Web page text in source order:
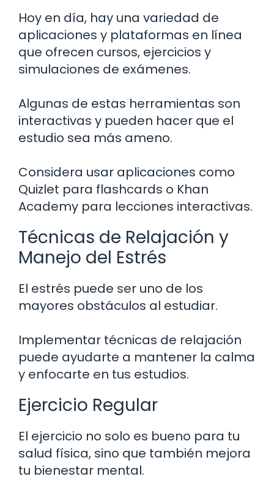
Hoy en día, hay una variedad de
aplicaciones y plataformas en línea
que ofrecen cursos, ejercicios y
simulaciones de exámenes.
Algunas de estas herramientas son
interactivas y pueden hacer que el
estudio sea más ameno.
Considera usar aplicaciones como
Quizlet para flashcards o Khan
Academy para lecciones interactivas.
Técnicas de Relajación y
Manejo del Estrés
El estrés puede ser uno de los
mayores obstáculos al estudiar.
Implementar técnicas de relajación
puede ayudarte a mantener la calma
y enfocarte en tus estudios.
Ejercicio Regular
El ejercicio no solo es bueno para tu
salud física, sino que también mejora
tu bienestar mental.